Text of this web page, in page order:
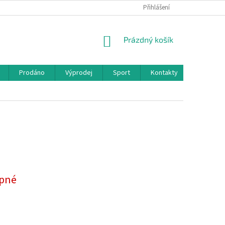
Přihlášení
NÁKUPNÍ
Prázdný košík
Prodáno Výprodej Sport
Kontakty